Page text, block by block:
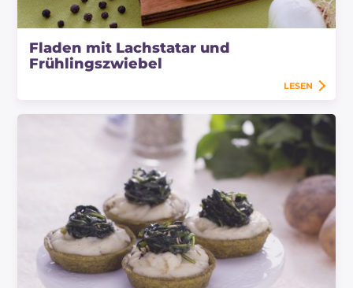
Fladen mit Lachstatar und
Frühlingszwiebel
LESEN